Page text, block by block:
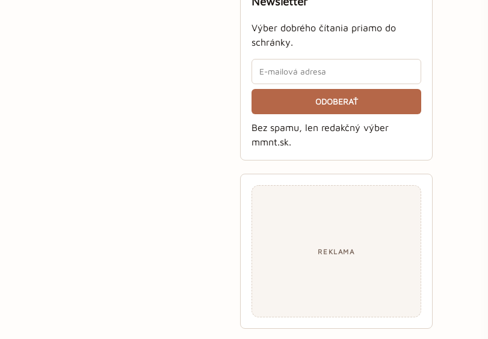
Výber dobrého čítania priamo do
schránky.
ODOBERAŤ
Bez spamu, len redakčný výber
mmnt.sk.
REKLAMA